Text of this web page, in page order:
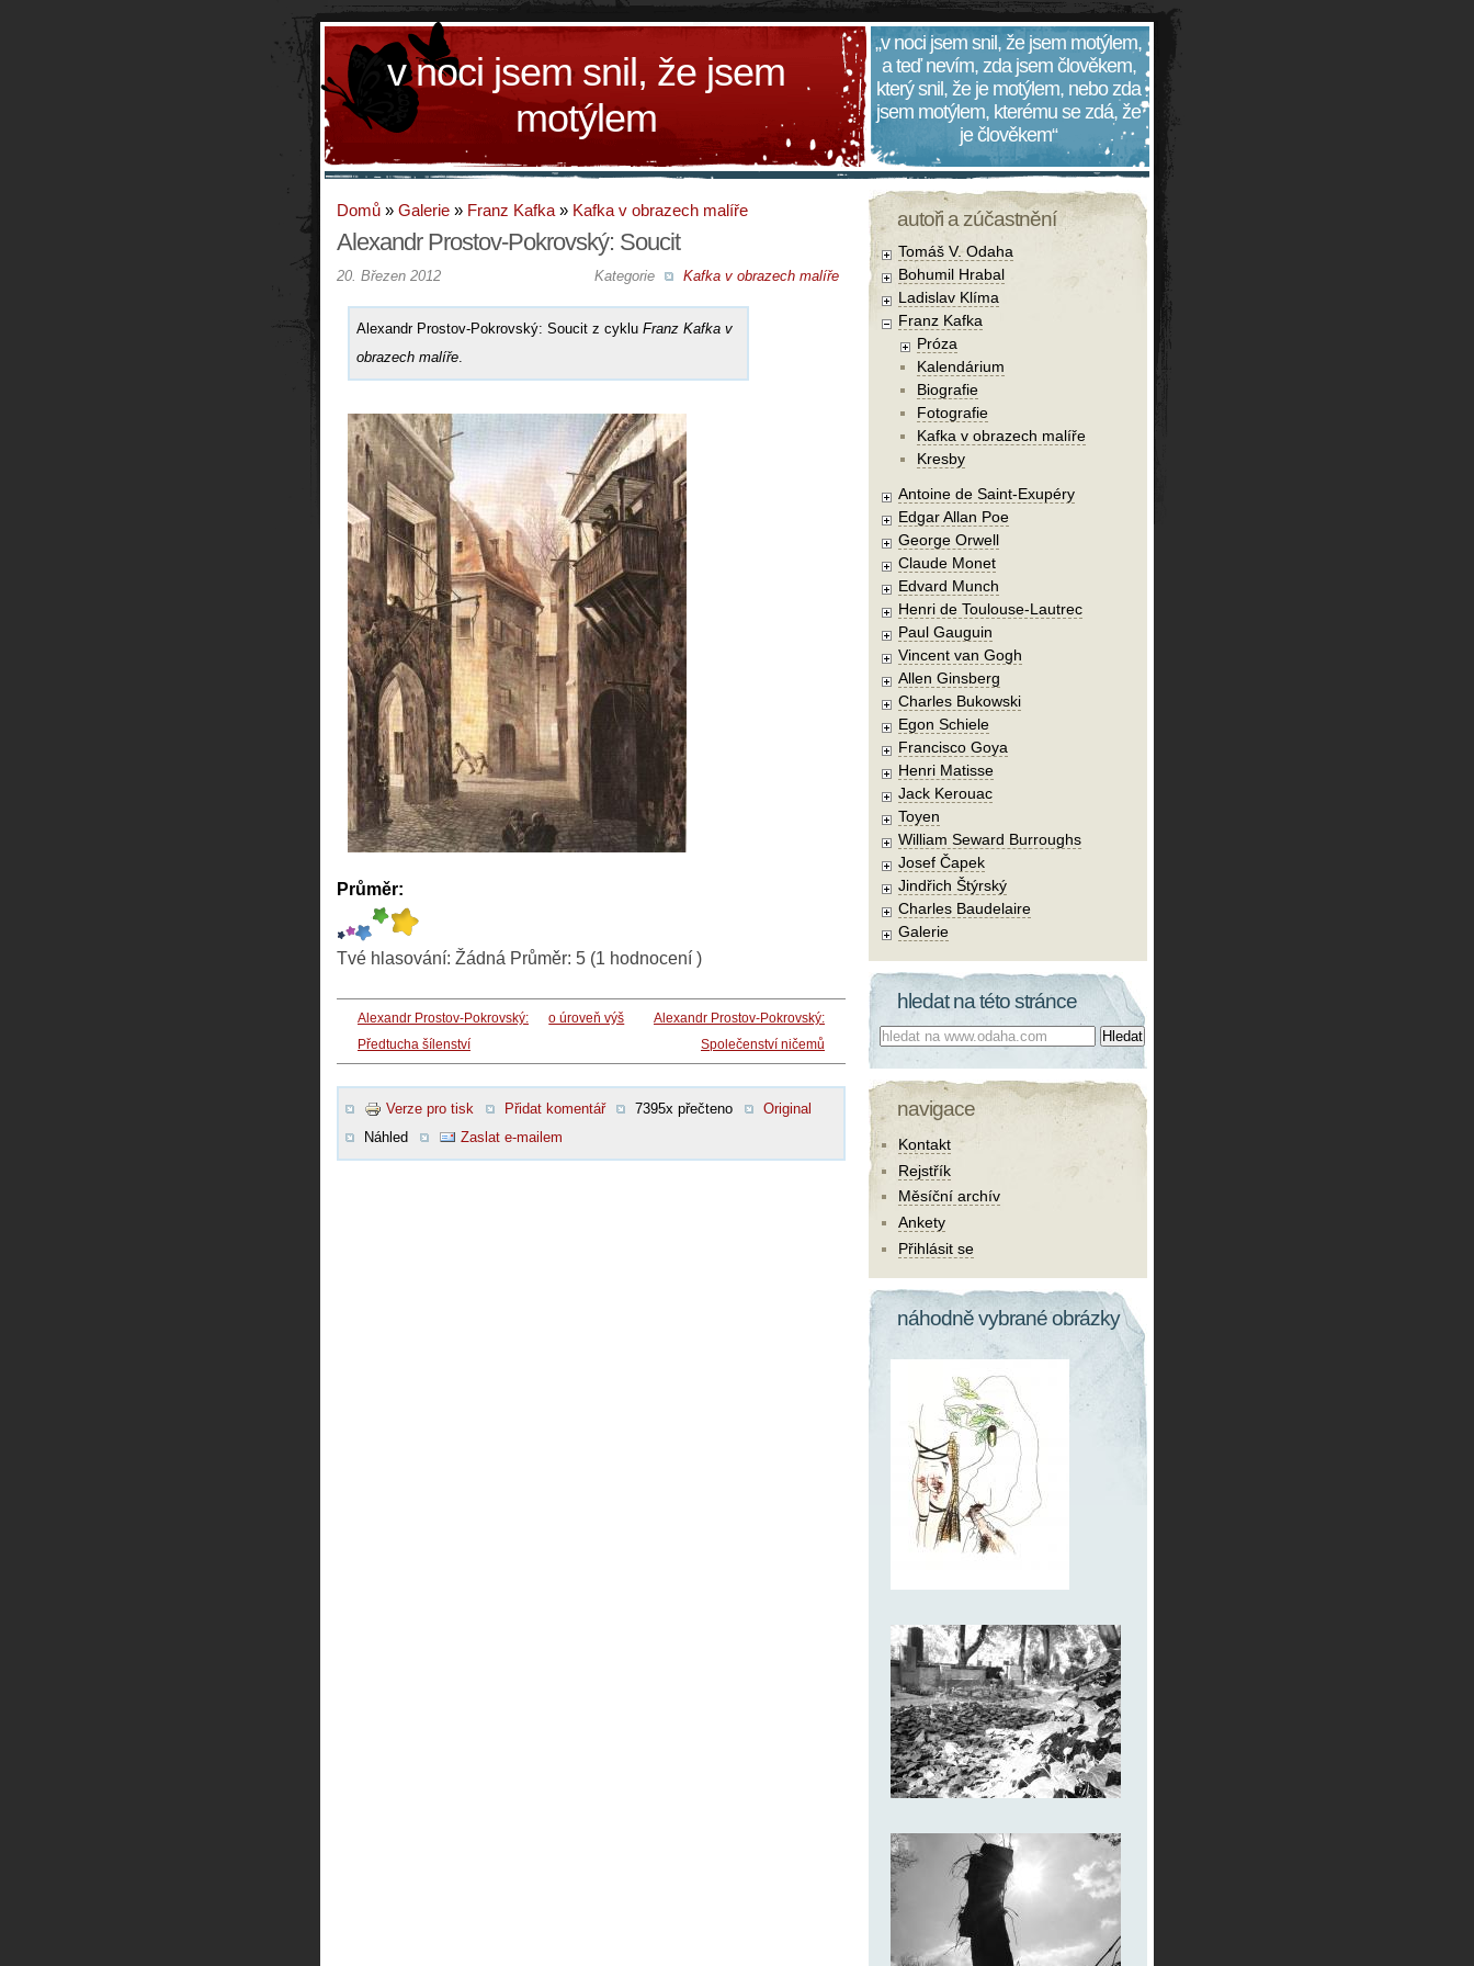
v noci jsem snil, že jsem
motýlem
„v noci jsem snil, že jsem motýlem,
a teď nevím, zda jsem člověkem,
který snil, že je motýlem, nebo zda
jsem motýlem, kterému se zdá, že
je člověkem“
Domů » Galerie » Franz Kafka » Kafka v obrazech malíře
Alexandr Prostov-Pokrovský: Soucit
Kategorie Kafka v obrazech malíře
20. Březen 2012
Alexandr Prostov-Pokrovský: Soucit z cyklu Franz Kafka v
obrazech malíře
Průměr:
Tvé hlasování: Žádná Průměr: 5 (1 hodnocení )
Alexandr Prostov-Pokrovský:
Předtucha šílenství
o úroveň výš
Alexandr Prostov-Pokrovský:
Společenství ničemů
Verze pro tisk Přidat komentář 7395x přečteno
Original
Náhled
Zaslat e-mailem
autoři a zúčastnění
Tomáš V. Odaha
Bohumil Hrabal
Ladislav Klíma
Franz Kafka
Próza
Kalendárium
Biografie
Fotografie
Kafka v obrazech malíře
Kresby
Antoine de Saint-Exupéry
Edgar Allan Poe
George Orwell
Claude Monet
Edvard Munch
Henri de Toulouse-Lautrec
Paul Gauguin
Vincent van Gogh
Allen Ginsberg
Charles Bukowski
Egon Schiele
Francisco Goya
Henri Matisse
Jack Kerouac
Toyen
William Seward Burroughs
Josef Čapek
Jindřich Štýrský
Charles Baudelaire
Galerie
hledat na této stránce
Co hledat:
navigace
Kontakt
Rejstřík
Měsíční archív
Ankety
Přihlásit se
náhodně vybrané obrázky